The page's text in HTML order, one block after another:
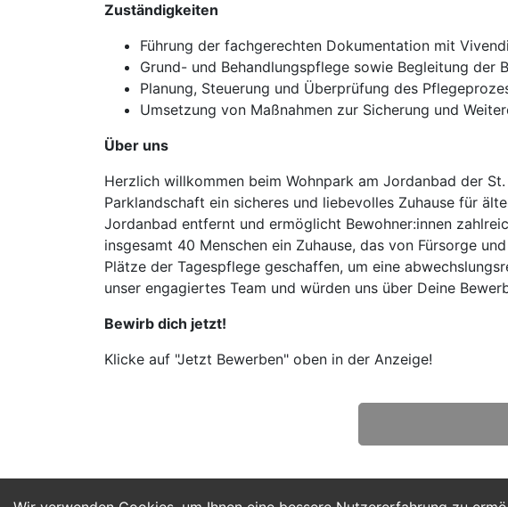
Zuständigkeiten
Führung der fachgerechten Dokumentation mit Vivendi
Grund- und Behandlungspflege sowie Begleitung der
Planung, Steuerung und Überprüfung des
Umsetzung von Maßnahmen zur Sicherung und
Über uns
Herzlich willkommen beim Wohnpark am Jordanbad der
Parklandschaft ein sicheres und liebevolles Zuhause für
Jordanbad entfernt und ermöglicht Bewohner:innen
insgesamt 40 Menschen ein Zuhause, das von Fürsorge
Plätze der Tagespflege geschaffen, um eine
unser engagiertes Team und würden uns über Deine
Bewirb dich jetzt!
Klicke auf "Jetzt Bewerben" oben in der Anzeige!